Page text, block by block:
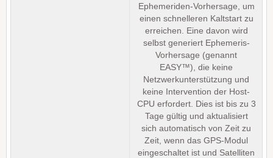
Ephemeriden-Vorhersage, um
einen schnelleren Kaltstart zu
erreichen. Eine davon wird
selbst generiert Ephemeris-
Vorhersage (genannt
EASY™), die keine
Netzwerkunterstützung und
keine Intervention der Host-
CPU erfordert. Dies ist bis zu 3
Tage gültig und aktualisiert
sich automatisch von Zeit zu
Zeit, wenn das GPS-Modul
eingeschaltet ist und Satelliten